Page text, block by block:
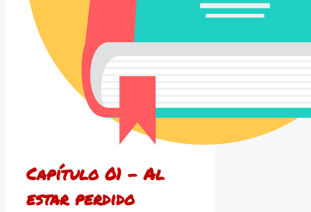
Capítulo 01 – Al
estar perdido